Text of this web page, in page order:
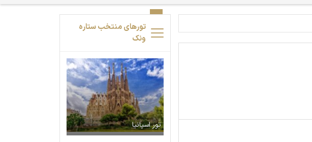
تورهای منتخب ستاره
ونک
تور اسپانیا